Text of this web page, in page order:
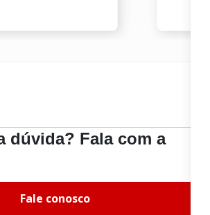
dúvida? Fala com a
Fale conosco